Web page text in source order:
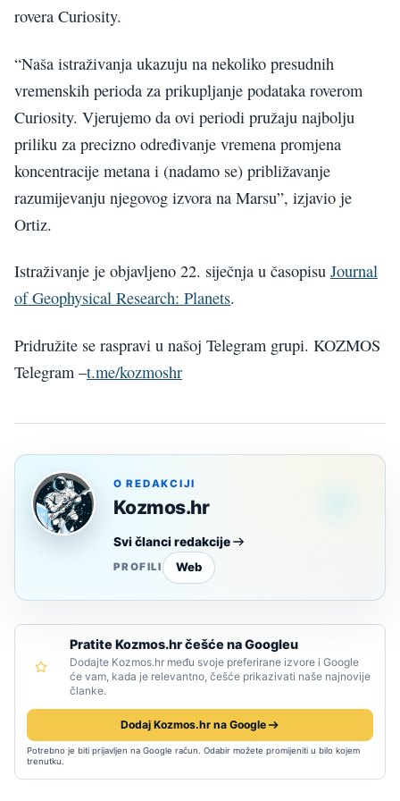
rovera Curiosity.
“Naša istraživanja ukazuju na nekoliko presudnih
vremenskih perioda za prikupljanje podataka roverom
Curiosity. Vjerujemo da ovi periodi pružaju najbolju
priliku za precizno određivanje vremena promjena
koncentracije metana i (nadamo se) približavanje
razumijevanju njegovog izvora na Marsu”, izjavio je
Ortiz.
Istraživanje je objavljeno 22. siječnja u časopisu Journal
of Geophysical Research: Planets.
Pridružite se raspravi u našoj Telegram grupi. KOZMOS
Telegram –t.me/kozmoshr
O REDAKCIJI
Kozmos.hr
Svi članci redakcije
PROFILI Web
Pratite Kozmos.hr češće na Googleu
Dodajte Kozmos.hr među svoje preferirane izvore i Google
će vam, kada je relevantno, češće prikazivati naše najnovije
članke.
Dodaj Kozmos.hr na Google
Potrebno je biti prijavljen na Google račun. Odabir možete promijeniti u bilo kojem
trenutku.